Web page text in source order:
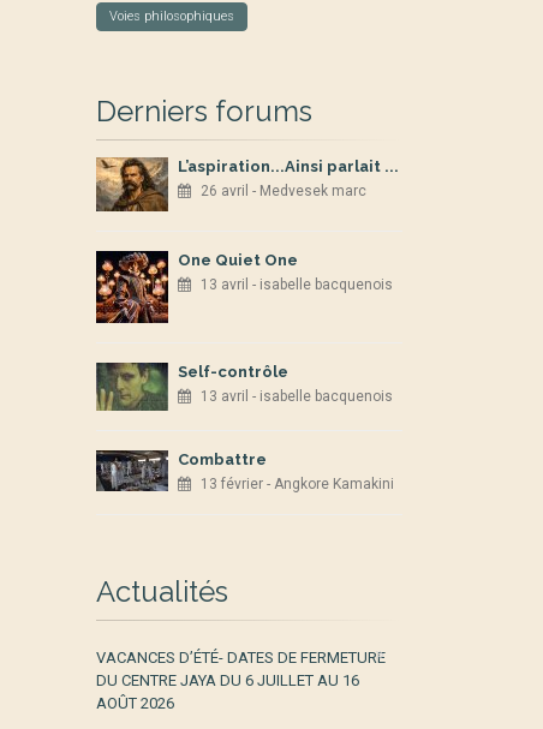
Voies philosophiques
Derniers forums
L’aspiration...Ainsi parlait ...
26 avril - Medvesek marc
One Quiet One
13 avril - isabelle bacquenois
Self-contrôle
13 avril - isabelle bacquenois
Combattre
13 février - Angkore Kamakini
Actualités
VACANCES D’ÉTÉ- DATES DE FERMETURE
DU CENTRE JAYA DU 6 JUILLET AU 16
AOÛT 2026